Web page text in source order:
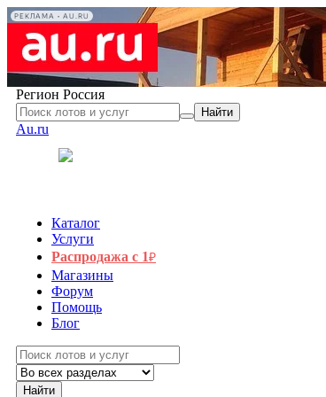
РЕКЛАМА • AU.RU
Регион Россия
Найти
Au.ru
Каталог
Услуги
Распродажа с 1₽
Магазины
Форум
Помощь
Блог
Найти